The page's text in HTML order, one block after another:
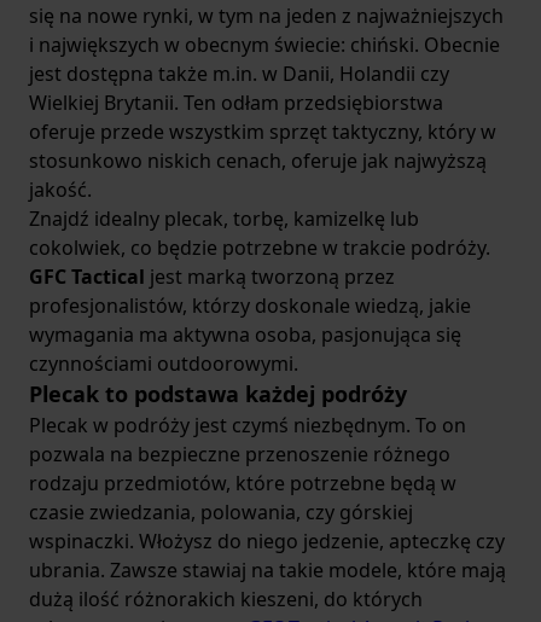
jednocześnie bezpieczeństwo przechowywanych w
nich przedmiotów. Standardowe organizery
posiadają kształt prostokątny. Mają kieszenie
zabezpieczone wysokiej jakości zamkiem. Ich
rozmiary różnią się ze względu na Twoje potrzeby.
Małe organizery
śmiało możesz umieścić nawet w
kieszeniach udowych. Nie musisz ich wtedy
przypinać do innych elementów wyposażenia.
Większe natomiast pozwalają na umieszczenie w
nich innych przedmiotów. Wyposażone są w
wysokiej jakości paski, dzięki którym możesz je
nosić przez ramię.
Wnętrze
organizera terenowego
mieści w sobie
przegrody i kieszenie. Dlatego możesz do niego
schować przedmioty różnego typu, bez obaw o ich
zmieszanie. Uchwyty z pasków elastycznych
pozwalają na montaż noży, małych latarek czy
pokrowców aluminiowych na zapałki i papier. Ich
przydatność w terenie jest nieoceniona. Do takiego
organizera survivalowego zmieścisz również
podręczną apteczkę, gwizdek czy dokumenty. Jak
się na nowe rynki, w tym na jeden z najważniejszych
i największych w obecnym świecie: chiński. Obecnie
jest dostępna także m.in. w Danii, Holandii czy
Wielkiej Brytanii. Ten odłam przedsiębiorstwa
oferuje przede wszystkim sprzęt taktyczny, który w
stosunkowo niskich cenach, oferuje jak najwyższą
jakość.
Znajdź idealny plecak, torbę, kamizelkę lub
cokolwiek, co będzie potrzebne w trakcie podróży.
GFC Tactical jest marką tworzoną przez
profesjonalistów, którzy doskonale wiedzą, jakie
wymagania ma aktywna osoba, pasjonująca się
czynnościami outdoorowymi.
Plecak to podstawa każdej podróży
Plecak w podróży jest czymś niezbędnym. To on
pozwala na bezpieczne przenoszenie różnego
rodzaju przedmiotów, które potrzebne będą w
czasie zwiedzania, polowania, czy górskiej
wspinaczki. Włożysz do niego jedzenie, apteczkę czy
ubrania. Zawsze stawiaj na takie modele, które mają
dużą ilość różnorakich kieszeni, do których